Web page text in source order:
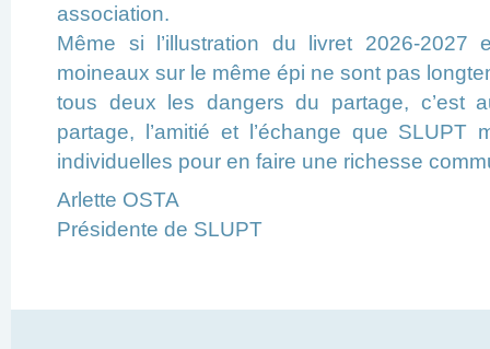
association.
Même si l’illustration du livret 2026-
moineaux sur le même épi ne sont pas
tous deux les dangers du partage, c’est
partage, l’amitié et l’échange que SLUPT
individuelles pour en faire une richesse
Arlette OSTA
Présidente de SLUPT